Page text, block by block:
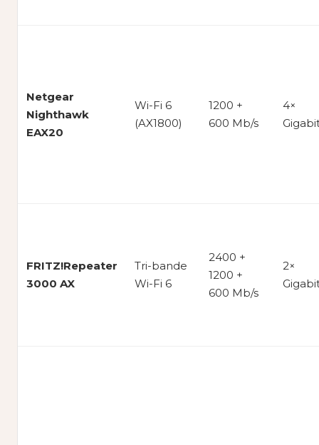
Netgear
Nighthawk
EAX20
Wi-Fi 6
(AX1800)
1200 +
600 Mb/s
4×
FRITZ!Repeater
3000 AX
Tri-bande
Wi-Fi 6
2400 +
1200 +
600 Mb/s
2×